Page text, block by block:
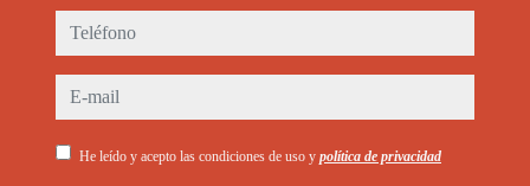
teléfono
e-mail
He leído y acepto las condiciones de uso y política de privacidad